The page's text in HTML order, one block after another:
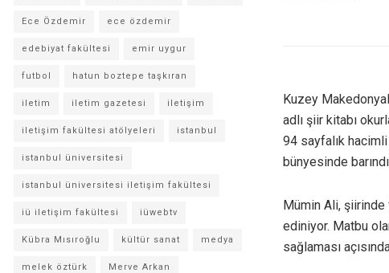
Kuzey
adlı şiir kitabı
94 sayfalık
bünyesinde
Mümin Ali,
ediniyor. Matbu
sağlaması
Ece Özdemir ece özdemir
edebiyat fakültesi emir uygur
futbol hatun boztepe taşkıran
iletim iletim gazetesi iletişim
iletişim fakültesi atölyeleri istanbul
istanbul üniversitesi
istanbul üniversitesi iletişim fakültesi
iü iletişim fakültesi iüwebtv
Kübra Mısıroğlu kültür sanat medya
melek öztürk Merve Arkan